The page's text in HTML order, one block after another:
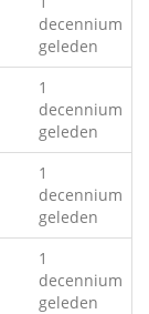
decennium
geleden
1
decennium
geleden
1
decennium
geleden
1
decennium
geleden